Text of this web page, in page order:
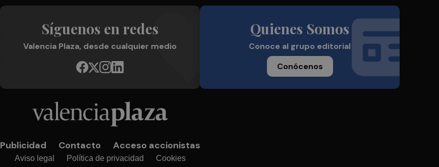
Síguenos en redes
Valencia Plaza, desde cualquier medio
Quienes Somos
Conoce al grupo editorial
Conócenos
Publicidad Contacto Acceso accionistas
Aviso legal Política de privacidad Cookies